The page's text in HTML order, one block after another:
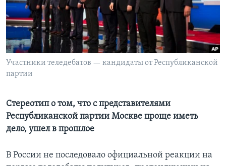
Learning English
СОЦИАЛЬНЫЕ СЕТИ
Участники теледебатов — кандидаты от Республиканской
партии
Стереотип о том, что с представителями
Республиканской партии Москве проще иметь
дело, ушел в прошлое
В России не последовало официальной реакции на